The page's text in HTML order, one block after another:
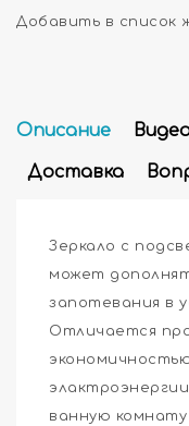
Добавить в список
Описание
Доставка
Зеркало с
может
запотевания в
Отличается
ванную